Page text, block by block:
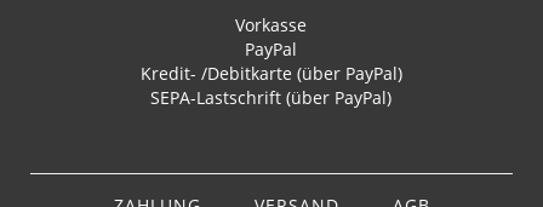
Vorkasse
PayPal
Kredit- /Debitkarte (über PayPal)
SEPA-Lastschrift (über PayPal)
überspringen